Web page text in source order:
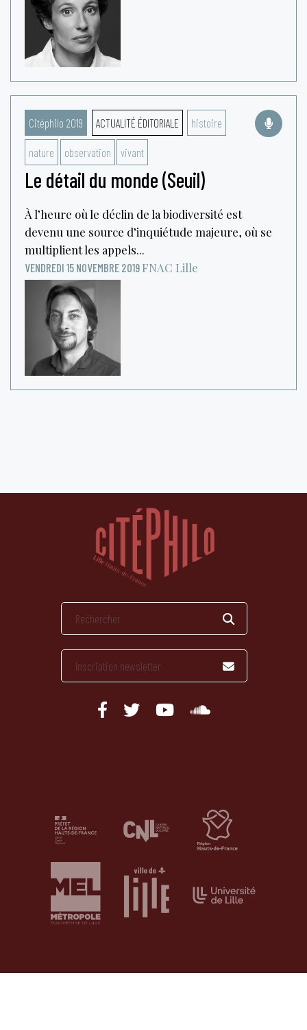
Citéphilo 2019 ACTUALITÉ ÉDITORIALE histoire
nature observation vivant
Le détail du monde (Seuil)
À l’heure où le déclin de la biodiversité est
devenu une source d’inquiétude majeure, où se
multiplient les appels...
VENDREDI 15 NOVEMBRE 2019 FNAC Lille